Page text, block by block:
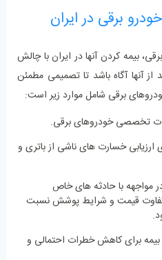
برقی در ایران
بیمه کردن آنها در ایران با چالش‌
آ‌نها آگاه باشد تا تصمیمی مطمئن
برقی شامل موارد زیر است:
تخصصی خودروهای برقی.
ارزیابی خسارت‌ های ناشی از باتری و
مواجهه با حادثه ‌های خاص
تفاوت قیمت و شرایط پوشش نسبت
بیمه برای کاهش خطرات احتمالی و